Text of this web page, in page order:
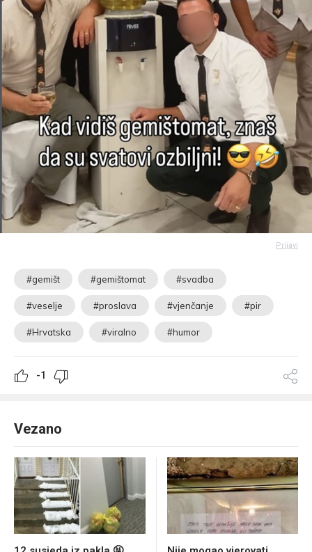
Prijavi
#gemišt #gemištomat #svadba
#veselje #proslava #vjenčanje #pir
#Hrvatska #viralno #humor
-1
Vezano